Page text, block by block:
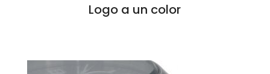
Logo a un color